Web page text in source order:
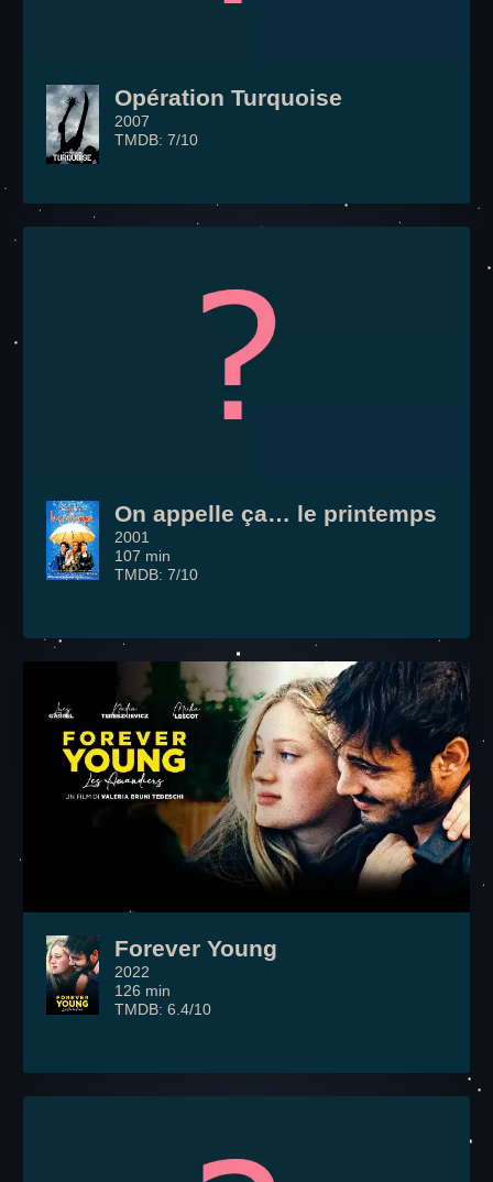
Opération Turquoise
2007
TMDB: 7/10
On appelle ça… le printemps
2001
107 min
TMDB: 7/10
Forever Young
2022
126 min
TMDB: 6.4/10